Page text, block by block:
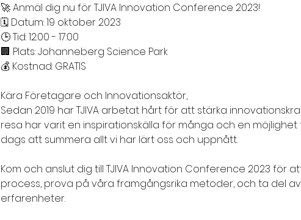
🚀 Anmäl dig nu för TJIVA Innovation Conference 2023!
🗓️ Datum: 19 oktober 2023
🕒 Tid: 12:00 - 17:00
🏢 Plats: Johanneberg Science Park
💰 Kostnad: GRATIS
Kära Företagare och Innovationsaktör,
Sedan 2019 har TJIVA arbetat hårt för att stärka
resa har varit en inspirationskälla för många och en
dags att summera allt vi har lärt oss och uppnått.
Kom och anslut dig till TJIVA Innovation Conference 2023
process, prova på våra framgångsrika metoder, och ta del
erfarenheter.